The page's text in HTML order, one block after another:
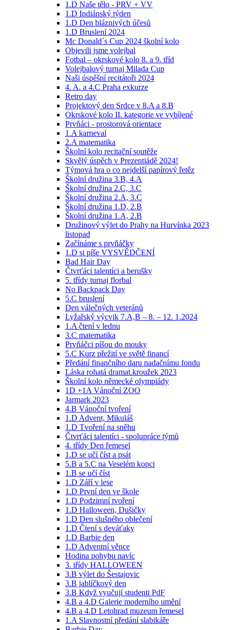
1.D Naše tělo - PRV + VV
1.D Indiánský týden
1.D Den bláznivých účesů
1.D Bruslení 2024
Mc Donald´s Cup 2024 školní kolo
Objevili jsme volejbal
Fotbal – okrskové kolo 8. a 9. tříd
Volejbalový turnaj Milada Cup
Naši úspěšní recitátoři 2024
4. A. a 4.C Praha exkurze
Retro day
Projektový den Srdce v 8.A a 8.B
Okrskové kolo II. kategorie ve vybíjené
Prvňáci - prostorová orientace
1.A karneval
2.A matematika
Školní kolo recitační soutěže
Skvělý úspěch v Prezentiádě 2024!
Týmová hra o co nejdelší papírový řetěz
Školní družina 3.B, 4.A
Školní družina 2.C, 3.C
Školní družina 2.A, 3.C
Školní družina 1.D, 2.B
Školní družina 1.A, 2.B
Družinový výlet do Prahy na Hurvínka 2023
listopad
Začínáme s prvňáčky
1.D si píše VYSVĚDČENÍ
Bad Hair Day
Čtvrťáci talentíci a berušky
5. třídy turnaj florbal
No Backpack Day
5.C bruslení
Den válečných veteránů
Lyžařský výcvik 7.A,B – 8. – 12. 1.2024
1.A čtení v lednu
3.C matematika
Prvňáčci píšou do mouky
5.C Kurz přežití ve světě financí
Předání finančního daru nadačnímu fondu
Láska rohatá dramat.kroužek 2023
Školní kolo německé olympiády
1D +1A Vánoční ZOO
Jarmark 2023
4.B Vánoční tvoření
1.D Advent, Mikuláš
1.D Tvoření na sněhu
Čtvrťáci talentíci - spolupráce týmů
4. třídy Den řemesel
1.D se učí číst a psát
5.B a 5.C na Veselém kopci
1.B se učí číst
1.D Září v lese
1.D První den ve škole
1.D Podzimní tvoření
1.D Halloween, Dušičky
1.D Den slušného oblečení
1.D Čtení s deváťaky
1.D Barbie den
1.D Adventní věnce
Hodina pohybu navíc
3. třídy HALLOWEEN
3.B výlet do Šestajovic
3.B jablíčkový den
3.B Když vyučují studenti PdF
4.B a 4.D Galerie moderního umění
4.B a 4.D Letohrad muzeum řemesel
1.A Slavnostní předání slabikáře